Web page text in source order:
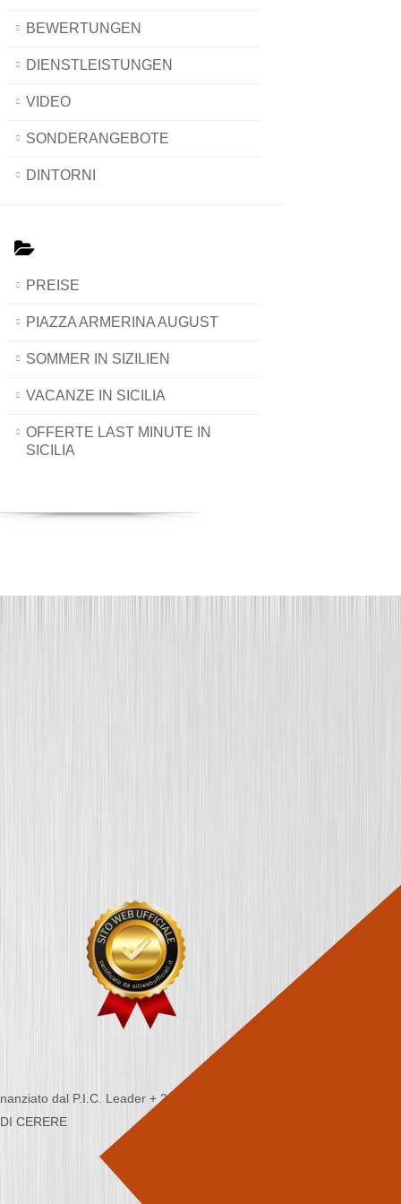
BEWERTUNGEN
DIENSTLEISTUNGEN
VIDEO
SONDERANGEBOTE
DINTORNI
PREISE
PIAZZA ARMERINA AUGUST
SOMMER IN SIZILIEN
VACANZE IN SICILIA
OFFERTE LAST MINUTE IN
SICILIA
dal P.I.C. Leader + 2000/2006 - Programma
CERERE